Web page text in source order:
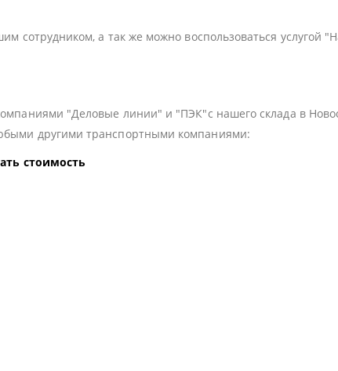
сотрудником, а так же можно воспользоваться
"Деловые линии" и "ПЭК"с нашего склада в
другими транспортными компаниями:
стоимость